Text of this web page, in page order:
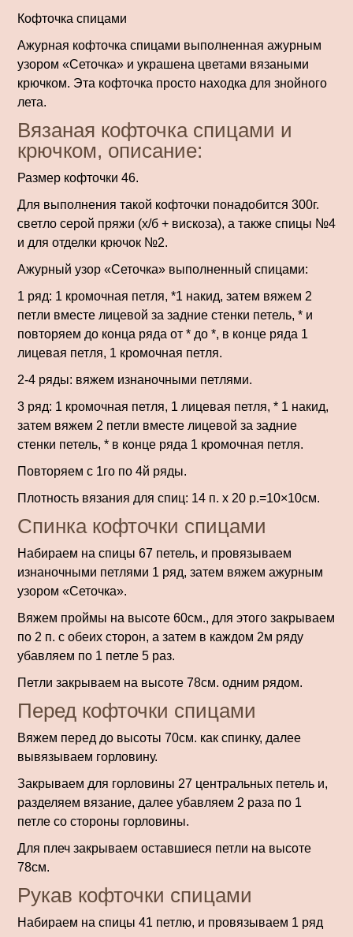
Кофточка спицами
Ажурная кофточка спицами выполненная ажурным
узором «Сеточка» и украшена цветами вязаными
крючком. Эта кофточка просто находка для знойного
лета.
Вязаная кофточка спицами и
крючком, описание:
Размер кофточки 46.
Для выполнения такой кофточки понадобится 300г.
светло серой пряжи (х/б + вискоза), а также спицы №4
и для отделки крючок №2.
Ажурный узор «Сеточка» выполненный спицами:
1 ряд: 1 кромочная петля, *1 накид, затем вяжем 2
петли вместе лицевой за задние стенки петель, * и
повторяем до конца ряда от * до *, в конце ряда 1
лицевая петля, 1 кромочная петля.
2-4 ряды: вяжем изнаночными петлями.
3 ряд: 1 кромочная петля, 1 лицевая петля, * 1 накид,
затем вяжем 2 петли вместе лицевой за задние
стенки петель, * в конце ряда 1 кромочная петля.
Повторяем с 1го по 4й ряды.
Плотность вязания для спиц: 14 п. х 20 р.=10×10см.
Спинка кофточки спицами
Набираем на спицы 67 петель, и провязываем
изнаночными петлями 1 ряд, затем вяжем ажурным
узором «Сеточка».
Вяжем проймы на высоте 60см., для этого закрываем
по 2 п. с обеих сторон, а затем в каждом 2м ряду
убавляем по 1 петле 5 раз.
Петли закрываем на высоте 78см. одним рядом.
Перед кофточки спицами
Вяжем перед до высоты 70см. как спинку, далее
вывязываем горловину.
Закрываем для горловины 27 центральных петель и,
разделяем вязание, далее убавляем 2 раза по 1
петле со стороны горловины.
Для плеч закрываем оставшиеся петли на высоте
78см.
Рукав кофточки спицами
Набираем на спицы 41 петлю, и провязываем 1 ряд